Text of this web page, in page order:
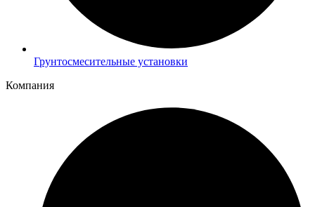
Грунтосмесительные установки
Компания